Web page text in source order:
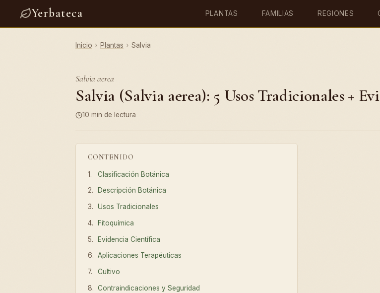
Yerbateca PLANTAS FAMILIAS REGIONES
Inicio › Plantas › Salvia
Salvia aerea
Salvia (Salvia aerea): 5 Usos Tradicionales +
10 min de lectura
CONTENIDO
Clasificación Botánica
Descripción Botánica
Usos Tradicionales
Fitoquímica
Evidencia Científica
Aplicaciones Terapéuticas
Cultivo
Contraindicaciones y Seguridad